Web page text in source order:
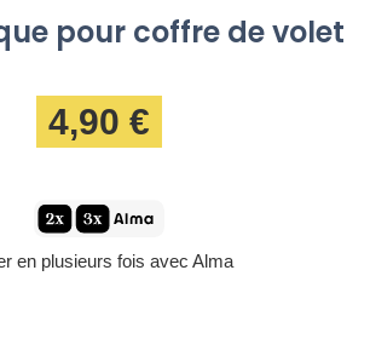
pour coffre de volet
4,90 €
en plusieurs fois avec Alma